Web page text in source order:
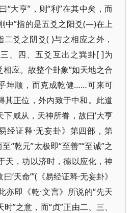
“大亨”，则“利”在其中矣，而
中”指的是五爻之阳爻(—)在上
二爻之阴爻( )与之相应之外，
、四、五爻互出之巽卦[ ]为
应。故整个卦象“如天地之合
坤顺，而克成乾健……可来可
其正位，外内致于中和。此道
咸从，天神所眷，故曰‘大亨
经证释·无妄卦》第四部，第
“乾元”太极即“至善”“至诚”之
天，功以济时，德以应化，神
‘天命’”(《易经证释·无妄卦》
亦即《乾·文言》所说的“先天
”之意，而“贞”正由二、三、